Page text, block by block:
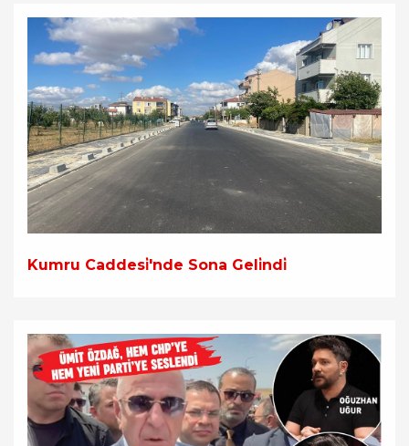
Kumru Caddesi̇'nde Sona Geli̇ndi̇